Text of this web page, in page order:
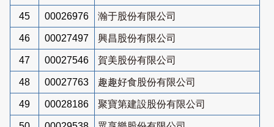
45 00026976 瀚于股份有限公司
46 00027497 興昌股份有限公司
47 00027546 賀美股份有限公司
48 00027763 趣趣好食股份有限公司
49 00028186 聚寶第建設股份有限公司